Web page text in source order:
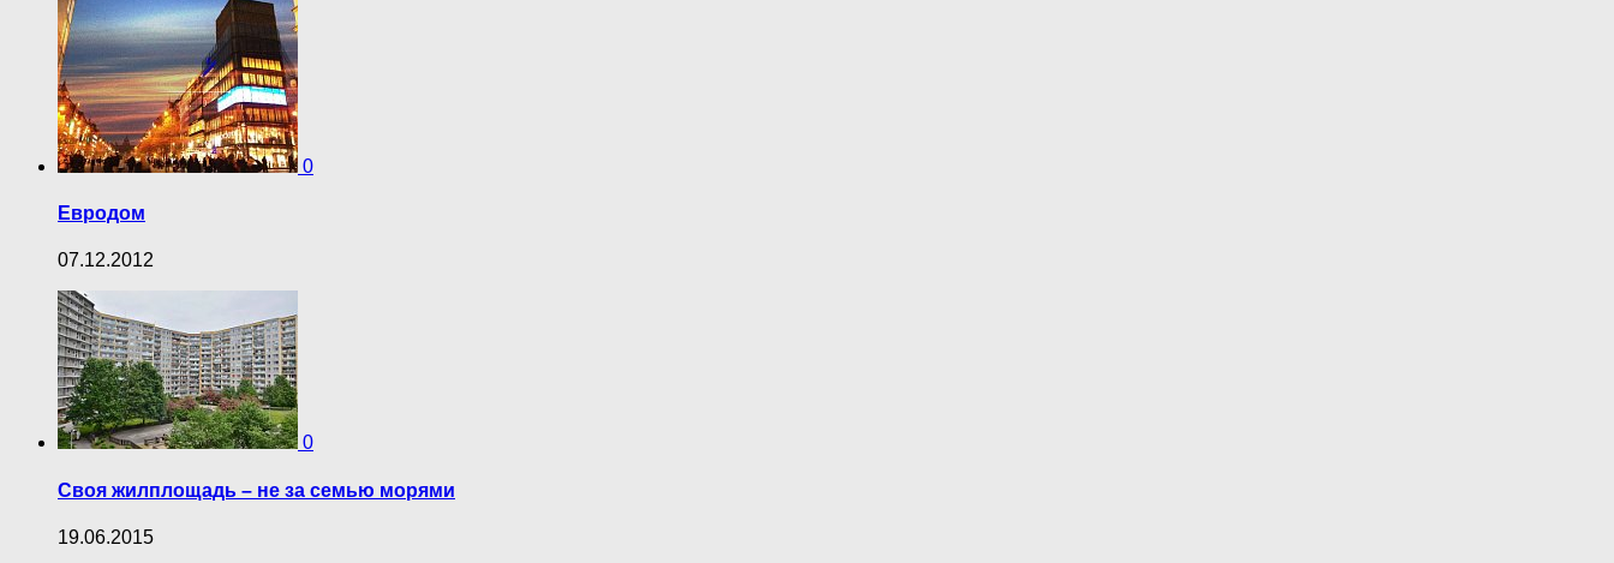
0
Евродом
07.12.2012
0
Своя жилплощадь – не за семью морями
19.06.2015